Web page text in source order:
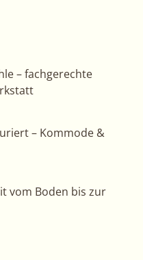
– fachgerechte
– Kommode &
vom Boden bis zur